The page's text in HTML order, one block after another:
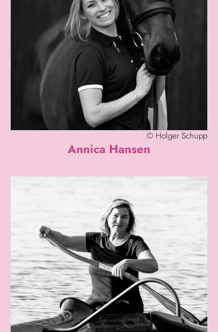
© Holger Schupp
Annica Hansen